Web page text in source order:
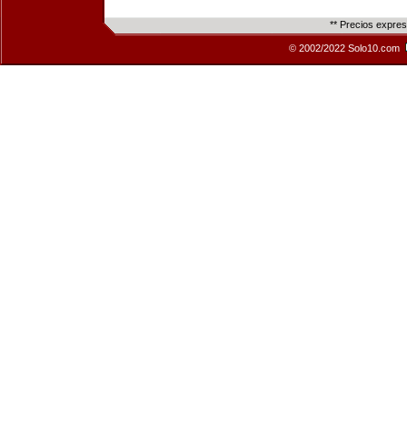
** Precios
© 2002/2022 Solo10.com